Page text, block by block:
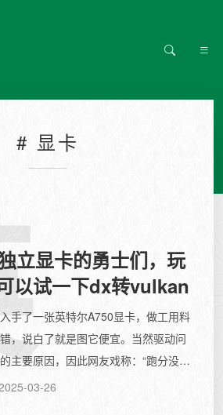
# 显卡
立显卡的勇士们，玩
以试一下dx转vulkan
手了一张英特尔A750显卡，做工用料
，说白了就是图它便宜。当然驱动问
主要原因，因此网友戏称：“跑分没输
渲染AV1...
03-26